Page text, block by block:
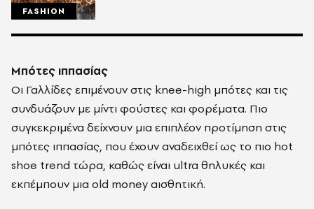
FASHION
Μπότες ιππασίας
Οι Γαλλίδες επιμένουν στις knee-high μπότες και τις
συνδυάζουν με μίντι φούστες και φορέματα. Πιο
συγκεκριμένα δείχνουν μια επιπλέον προτίμηση στις
μπότες ιππασίας, που έχουν αναδειχθεί ως το πιο hot
shoe trend τώρα, καθώς είναι ultra θηλυκές και
εκπέμπουν μια old money αισθητική.